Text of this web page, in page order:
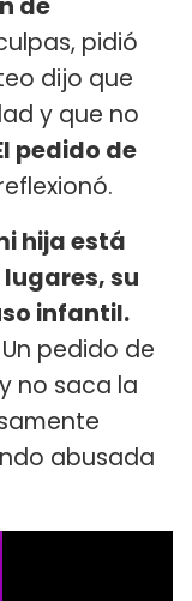
pidió
dijo que
y que no
pedido de
hija está
su
infantil.
Un pedido de
no saca la
abusada